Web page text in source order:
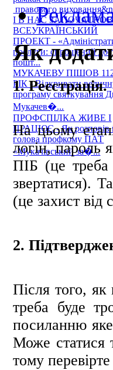
правового
І В НАС
ВСЕУКРАЇНСЬКИЙ
ПРОЕКТ -
послуги: спрощений
пошт...
МУКАЧЕВУ ПІШОВ
РІК - Відкривати
програму святкування
Мукачев�...
ПРОФСПІЛКА ЖИВЕ І
ПРАЦЮЄ - Як розповів
голова профкому ПАТ
«Мукачівський за�...
Як
1. Реєстрація.
На цьому
логін, пароль
ПІБ (це треба
звертатися).
(це захист від
2.
Після того, як
треба буде
посиланню
Може статися
тому перевірте